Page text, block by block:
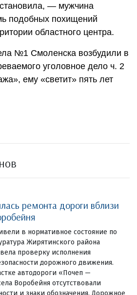
— мужчина
подобных похищений
областного центра.
№1 Смоленска возбудили в
уголовное дело ч. 2
ему «светит» пять лет
ремонта дороги вблизи
в нормативное состояние по
Жирятинского района
проверку исполнения
дорожного движения.
автодороги «Почеп —
Воробейня отсутствовали
и знаки обозначения. Дорожное